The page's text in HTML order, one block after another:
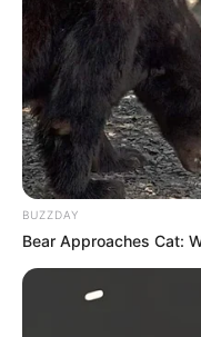
SINOPSIS
Sinopsis
BUZZDAY
Bear Approaches Cat: